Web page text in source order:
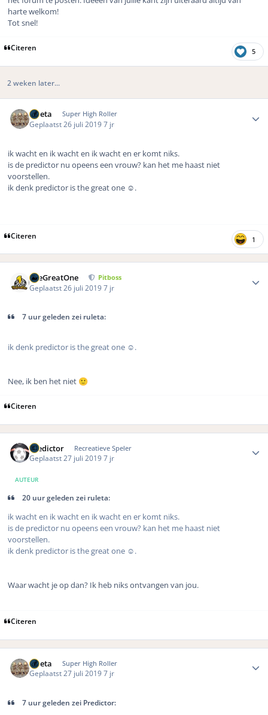
harte welkom!
Tot snel!
Citeren 5
2 weken later...
ruleta Super High Roller
Geplaatst 26 juli 20197 jr
ik wacht en ik wacht en ik wacht en er komt niks.
is de predictor nu opeens een vrouw? kan het me haast niet
voorstellen.
ik denk predictor is the great one ☺️.
Citeren 1
TheGreatOne Pitboss
Geplaatst 26 juli 20197 jr
7 uur geleden zei ruleta:
ik denk predictor is the great one ☺️.
Nee, ik ben het niet 🙂
Citeren
Predictor Recreatieve Speler
Geplaatst 27 juli 20197 jr
AUTEUR
20 uur geleden zei ruleta:
ik wacht en ik wacht en ik wacht en er komt niks.
is de predictor nu opeens een vrouw? kan het me haast niet
voorstellen.
ik denk predictor is the great one ☺️.
Waar wacht je op dan? Ik heb niks ontvangen van jou.
Citeren
ruleta Super High Roller
Geplaatst 27 juli 20197 jr
7 uur geleden zei Predictor: